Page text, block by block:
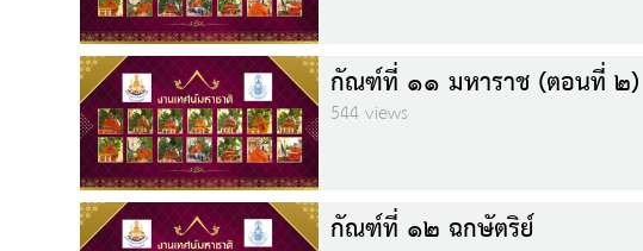
กัณฑ์ที่ ๑๑ มหาราช (ตอนที่ ๒)
544 views
กัณฑ์ที่ ๑๒ ฉกษัตริย์